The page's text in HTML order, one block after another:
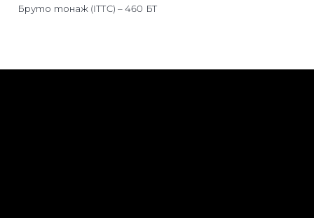
Бруто тонаж (ITTC) – 460 БТ